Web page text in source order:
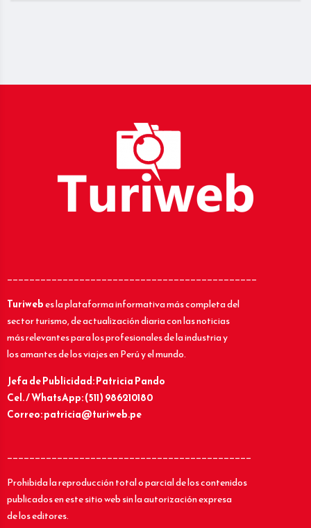
_____________________________________________
Turiwebes la plataforma informativa más completa del
sector turismo, de actualización diaria con las noticias
más relevantes para los profesionales de la industria y
los amantes de los viajes en Perú y el mundo.
Jefa de Publicidad: Patricia Pando
Cel. / WhatsApp: (511) 986210180
Correo: patricia@turiweb.pe
____________________________________________
Prohibida la reproducción total o parcial de los contenidos
publicados en este sitio web sin la autorización expresa
de los editores.